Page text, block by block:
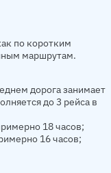
по коротким
маршрутам.
дорога занимает
до 3 рейса в
18 часов;
16 часов;